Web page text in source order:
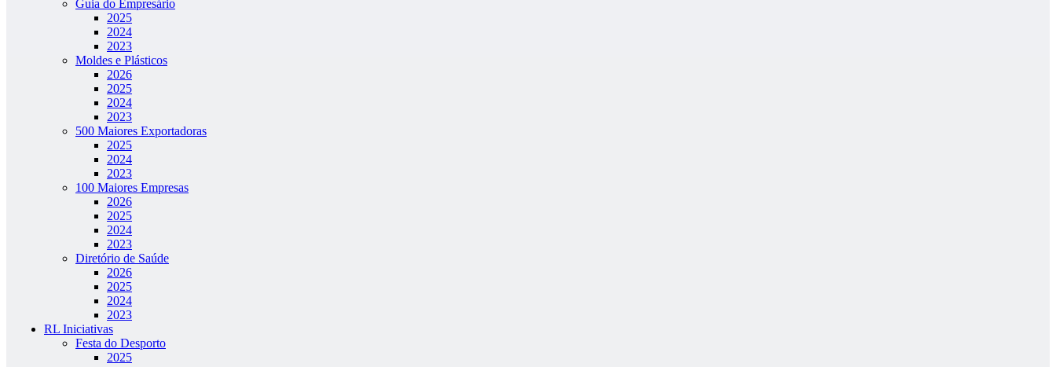
Guia do Empresário
2025
2024
2023
Moldes e Plásticos
2026
2025
2024
2023
500 Maiores Exportadoras
2025
2024
2023
100 Maiores Empresas
2026
2025
2024
2023
Diretório de Saúde
2026
2025
2024
2023
RL Iniciativas
Festa do Desporto
2025